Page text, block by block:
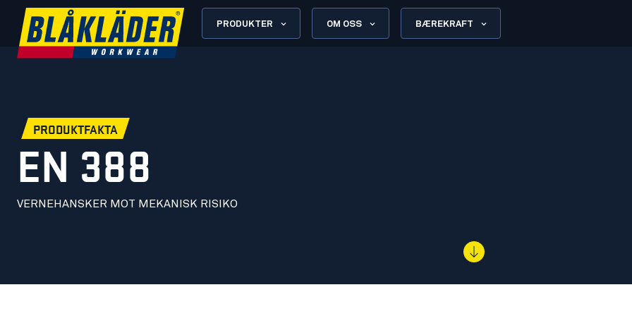
PRODUKTER OM OSS BÆREKRAFT
PRODUKTFAKTA
EN 388
VERNEHANSKER MOT MEKANISK RISIKO